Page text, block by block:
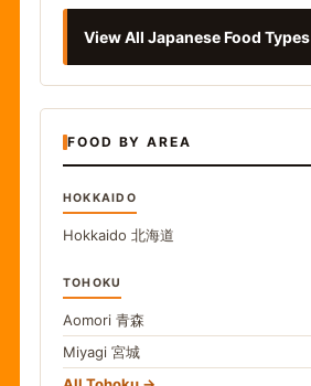
View All Japanese Food Types
FOOD BY AREA
HOKKAIDO
Hokkaido 北海道
TOHOKU
Aomori 青森
Miyagi 宮城